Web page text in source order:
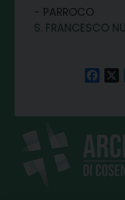
PARROCO
S. FRANCESCO